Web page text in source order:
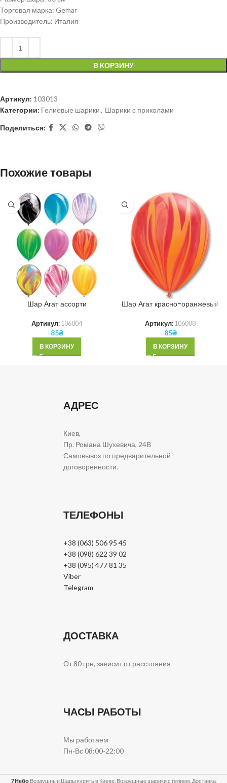
Торговая марка: Gemar
Производитель: Италия
В КОРЗИНУ
Артикул: 103013
Категории: Гелиевые шарики, Шарики с приколами
Поделиться:
Похожие товары
Шар Агат ассорти
Артикул: 106004
85₴
В КОРЗИНУ
Шар Агат красно-оранжевый
Артикул: 106008
85₴
В КОРЗИНУ
АДРЕС
Киев,
Пр. Романа Шухевича, 24В
Самовывоз по предварительной
договоренности.
ТЕЛЕФОНЫ
+38 (063) 506 95 45
+38 (098) 622 39 02
+38 (095) 477 81 35
Viber
Telegram
ДОСТАВКА
От 80 грн, зависит от расстояния
ЧАСЫ РАБОТЫ
Мы работаем
Пн-Вс 08:00-22:00
7 Небо Воздушные Шары купить в Киеве. Воздушные шарики с гелием. Доставка,